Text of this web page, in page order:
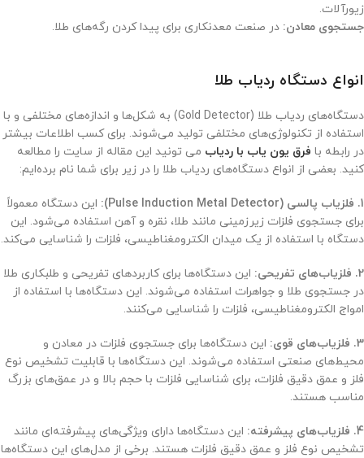
زیورآلات.
جستجوی معادن: در صنعت معدنکاری برای پیدا کردن رگه‌های طلا.
انواع دستگاه ردیاب طلا
دستگاه‌های ردیاب طلا (Gold Detector) به شکل‌ها و اندازه‌های مختلفی و با
استفاده از تکنولوژی‌های مختلفی تولید می‌شوند. برای کسب اطلاعات بیشتر
در رابطه با فرق یون یاب با ردیاب می تونید این مقاله از سایت را مطالعه
کنید. بعضی از انواع دستگاه‌های ردیاب طلا را در زیر برای شما نام برده‌ایم:
1. فلزیاب پالسی (Pulse Induction Metal Detector):
این دستگاه معمولاً
برای جستجوی فلزات زیرزمینی مانند طلا، نقره و آهن استفاده می‌شود. این
دستگاه با استفاده از یک میدان الکترومغناطیسی، فلزات را شناسایی می‌کند.
2. فلزیاب‌های تفریحی:
این دستگاه‌ها برای کاربردهای تفریحی و طلبکاری طلا
در جستجوی طلا و جواهرات استفاده می‌شوند. این دستگاه‌ها با استفاده از
امواج الکترومغناطیسی، فلزات را شناسایی می‌کنند.
3. فلزیاب‌های قوی:
این دستگاه‌ها برای جستجوی فلزات در معادن و
محیط‌های صنعتی استفاده می‌شوند. این دستگاه‌ها با قابلیت تشخیص نوع
فلز و عمق دقیق فلزات، برای شناسایی فلزات با حجم بالا و در عمق‌های بزرگ
مناسب هستند.
4. فلزیاب‌های پیشرفته:
این دستگاه‌ها دارای ویژگی‌های پیشرفته‌ای مانند
تشخیص نوع فلز و عمق دقیق فلزات هستند. برخی از مدل‌های این دستگاه‌ها